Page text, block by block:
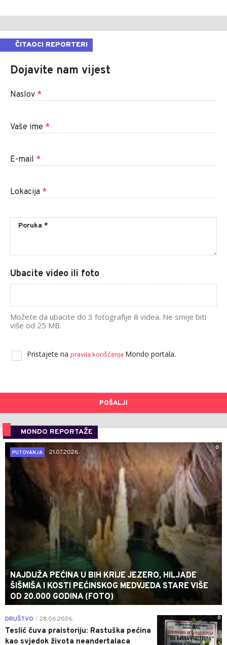
ČITAOCI REPORTERI
Dojavite nam vijest
Naslov *
Vaše ime *
E-mail *
Lokacija *
Ubacite video ili foto
Možete da ubacite do 3 fotografije ili videa. Ne smije biti
više od 25 MB.
Pristajete na pravila korišćenja Mondo portala.
POŠALJI
MONDO REPORTAŽE
0
PUTOVANJA
21.07.2026.
NAJDUŽA PEĆINA U BIH KRIJE JEZERO, HILJADE
ŠIŠMIŠA I KOSTI PEĆINSKOG MEDVJEDA STARE VIŠE
OD 20.000 GODINA (FOTO)
0
DRUŠTVO 28.06.2026.
Teslić čuva praistoriju: Rastuška pećina
kao svjedok života neandertalaca